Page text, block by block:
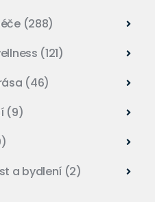
(288)
(121)
(46)
(9)
a bydlení (2)